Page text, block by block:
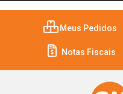
Meus Pedidos
Notas Fiscais